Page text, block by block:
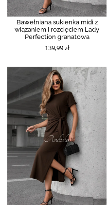
Bawełniana sukienka midi z
wiązaniem i rozcięciem Lady
Perfection granatowa
139,99 zł